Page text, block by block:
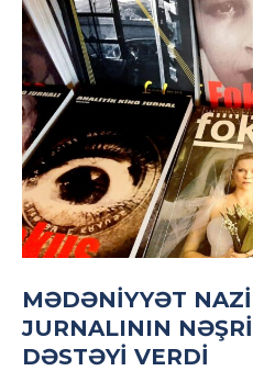
MƏDƏNIYYƏT
JURNALININ
DƏSTƏYI VERDI